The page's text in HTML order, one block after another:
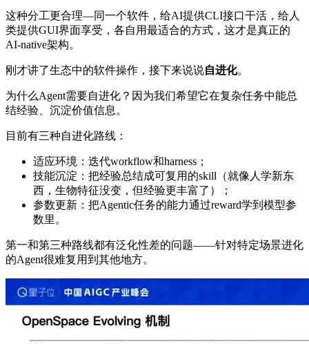
这种分工更合理—同一个软件，给AI提供CLI接口干活，给人
类提供GUI界面享受，各自用最适合的方式，这才是真正的
AI-native架构。
刚才讲了生态中的软件操作，接下来说说自进化。
为什么Agent需要自进化？因为我们希望它在复杂任务中能总
结经验、沉淀价值信息。
目前有三种自进化路线：
适应环境：迭代workflow和harness；
技能沉淀：把经验总结成可复用的skill（就像人学新东
西，生物特征没变，但经验更丰富了）；
参数更新：把Agentic任务的能力通过reward学到模型参
数里。
第一和第三种路线都有泛化性差的问题——针对特定场景进化
的Agent很难复用到其他地方。